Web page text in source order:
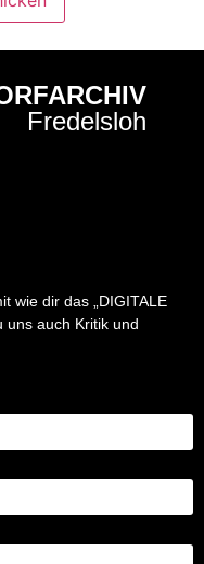
Fredelsloh
wie dir das „DIGITALE
uns auch Kritik und